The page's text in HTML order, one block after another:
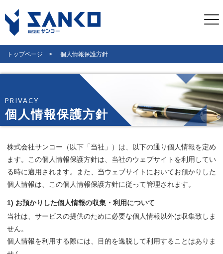
トップページ 個人情報保護方針
PRIVACY
個人情報保護方針
株式会社サンコー（以下「当社」）は、以下の通り個人情報を定め
ます。この個人情報保護方針は、当社のウェブサイトを利用してい
る時に適用されます。また、当ウェブサイトにおいてお預かりした
個人情報は、この個人情報保護方針に従って管理されます。
1) お預かりした個人情報の収集・利用について
当社は、サービスの提供のために必要な個人情報以外は収集致しま
せん。
個人情報を利用する際には、目的を逸脱して利用することはありま